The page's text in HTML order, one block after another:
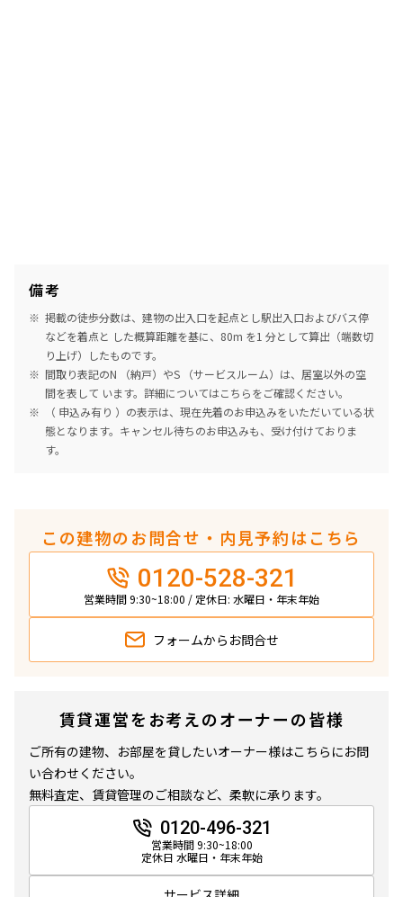
備考
掲載の徒歩分数は、建物の出入口を起点とし駅出入口およびバス停
などを着点と した概算距離を基に、80m を1 分として算出（端数切
り上げ）したものです。
間取り表記のN （納戸）やS （サービスルーム）は、居室以外の空
間を表して います。詳細についてはこちらをご確認ください。
（ 申込み有り ）の表示は、現在先着のお申込みをいただいている状
態となります。キャンセル待ちのお申込みも、受け付けておりま
す。
この建物のお問合せ・内見予約はこちら
0120-528-321
営業時間 9:30~18:00 / 定休日: 水曜日・年末年始
フォームから お問合せ
賃貸運営をお考えのオーナーの皆様
ご所有の建物、お部屋を貸したいオーナー様はこちらにお問
い合わせください。
無料査定、賃貸管理のご相談など、柔軟に承ります。
0120-496-321
営業時間 9:30~18:00
定休日 水曜日・年末年始